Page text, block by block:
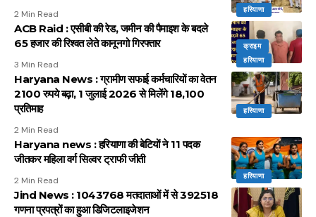
हरियाणा
2 Min Read
क्राइम
हरियाणा
ACB Raid : एसीबी की रेड, जमीन की पैमाइश के बदले
65 हजार की रिश्वत लेते कानूनगो गिरफ्तार
3 Min Read
हरियाणा
Haryana News : ग्रामीण सफाई कर्मचारियों का वेतन
2100 रुपये बढ़ा, 1 जुलाई 2026 से मिलेंगे 18,100
प्रतिमाह
2 Min Read
हरियाणा
Haryana news : हरियाणा की बेटियों ने 11 पदक
जीतकर महिला वर्ग सिल्वर ट्राफी जीती
2 Min Read
Jind News : 1043768 मतदाताओं में से 392518
गणना प्रपत्रों का हुआ डिजिटलाइजेशन